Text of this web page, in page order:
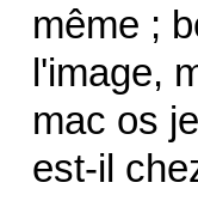
même ;
l'image,
mac os
est-il